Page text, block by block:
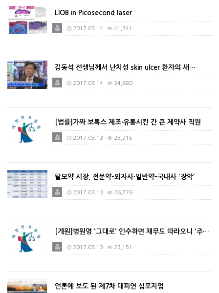
LIOB in Picosecond laser
2017.03.14 41,341
김동석 선생님께서 난치성 skin ulcer 환자의 새…
2017.03.14 24,880
[법률]가짜 보톡스 제조·유통시킨 간 큰 제약사 직원
2017.03.13 23,215
탈모약 시장, 전문약-외자사·일반약-국내사 '장악'
2017.03.13 26,776
[개원]병원명 '그대로' 인수하면 채무도 따라오니 '주…
2017.03.13 23,151
언론에 보도 된 제7차 대피연 심포지엄